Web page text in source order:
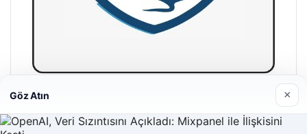
Hastaş Beton
26/05/2026
Göz Atın ×